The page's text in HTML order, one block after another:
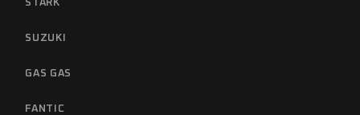
STARK
SUZUKI
GAS GAS
FANTIC